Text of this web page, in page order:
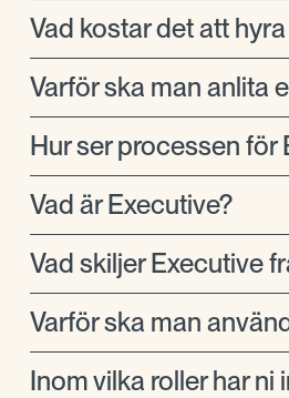
Vad kostar det att
Varför ska man anlita
Hur ser processen för
Vad är Executive?
Vad skiljer Executive
Varför ska man
Inom vilka roller har